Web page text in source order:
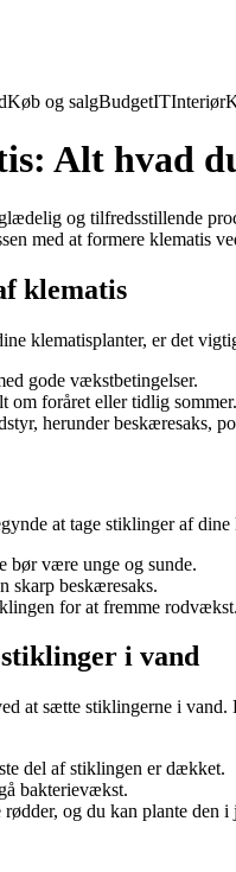
Køb og salgBudgetITInteriør
Alt hvad
og tilfredsstillende
med at formere klematis
klematis
klematisplanter, er det
gode vækstbetingelser.
om foråret eller tidlig sommer.
herunder beskæresaks,
at tage stiklinger af
bør være unge og sunde.
skarp beskæresaks.
for at fremme rodvækst.
i vand
at sætte stiklingerne i
del af stiklingen er dækket.
bakterievækst.
og du kan plante den i